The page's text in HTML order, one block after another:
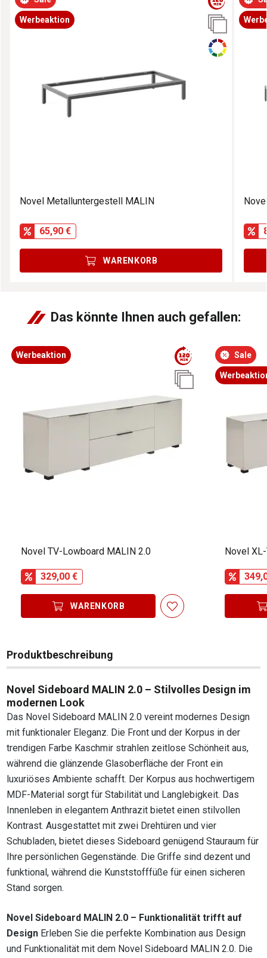
Werbeaktion
Novel Metalluntergestell MALIN
65,90 €
WARENKORB
Das könnte Ihnen auch gefallen:
Werbeaktion
Novel TV-Lowboard MALIN 2.0
329,00 €
WARENKORB
Sale
Novel
Produktbeschreibung
Novel Sideboard MALIN 2.0 – Stilvolles Design im
modernen Look
Das Novel Sideboard MALIN 2.0 vereint modernes Design
mit funktionaler Eleganz. Die Front und der Korpus in der
trendigen Farbe Kaschmir strahlen zeitlose Schönheit aus,
während die glänzende Glasoberfläche der Front ein
luxuriöses Ambiente schafft. Der Korpus aus hochwertigem
MDF-Material sorgt für Stabilität und Langlebigkeit. Das
Innenleben in elegantem Anthrazit bietet einen stilvollen
Kontrast. Ausgestattet mit zwei Drehtüren und vier
Schubladen, bietet dieses Sideboard genügend Stauraum für
Ihre persönlichen Gegenstände. Die Griffe sind dezent und
funktional, während die Kunststofffüße für einen sicheren
Stand sorgen.
Novel Sideboard MALIN 2.0 – Funktionalität trifft auf
Design Erleben Sie die perfekte Kombination aus Design
und Funktionalität mit dem Novel Sideboard MALIN 2.0. Die